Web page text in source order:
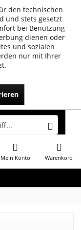
den technischen
und stets gesetzt
bei Benutzung
dienen oder
und sozialen
nur mit Ihrer
Warenkorb
Mein Konto